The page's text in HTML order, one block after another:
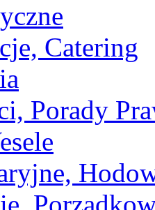
Catering
Porady